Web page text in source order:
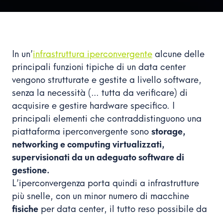
In un’infrastruttura iperconvergente alcune delle
principali funzioni tipiche di un data center
vengono strutturate e gestite a livello software,
senza la necessità (… tutta da verificare) di
acquisire e gestire hardware specifico. I
principali elementi che contraddistinguono una
piattaforma iperconvergente sono storage,
networking e computing virtualizzati,
supervisionati da un adeguato software di
gestione.
L’iperconvergenza porta quindi a infrastrutture
più snelle, con un minor numero di macchine
fisiche per data center, il tutto reso possibile da